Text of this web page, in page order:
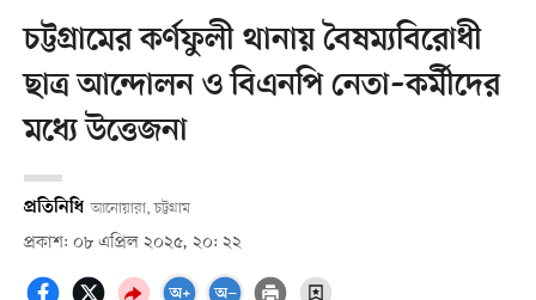
চট্টগ্রামের কর্ণফুলী থানায় বৈষম্যবিরোধী
ছাত্র আন্দোলন ও বিএনপি নেতা–কর্মীদের
মধ্যে উত্তেজনা
প্রতিনিধি আনোয়ারা, চট্টগ্রাম
প্রকাশ: ০৮ এপ্রিল ২০২৫, ২০: ২২